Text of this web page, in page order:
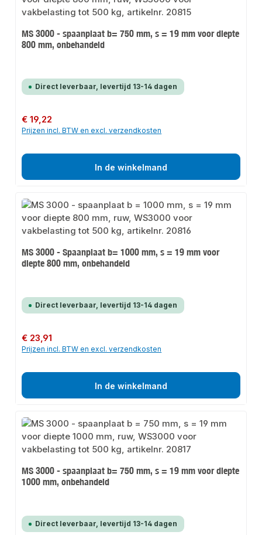
MS 3000 - spaanplaat b= 750 mm, s = 19 mm voor diepte
800 mm, onbehandeld
Direct leverbaar, levertijd 13-14 dagen
Normale prijs:
€ 19,22
Prijzen incl. BTW en excl. verzendkosten
In de winkelmand
MS 3000 - Spaanplaat b= 1000 mm, s = 19 mm voor
diepte 800 mm, onbehandeld
Direct leverbaar, levertijd 13-14 dagen
Normale prijs:
€ 23,91
Prijzen incl. BTW en excl. verzendkosten
In de winkelmand
MS 3000 - spaanplaat b= 750 mm, s = 19 mm voor diepte
1000 mm, onbehandeld
Direct leverbaar, levertijd 13-14 dagen